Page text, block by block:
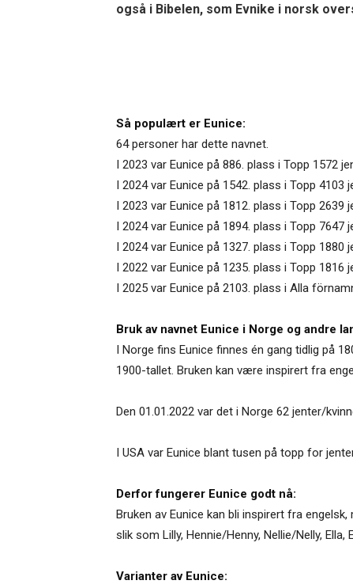
også i Bibelen, som Evnike i norsk
Så populært er Eunice:
64 personer har dette navnet.
I 2023 var Eunice på 886. plass i Topp 1572
I 2024 var Eunice på 1542. plass i Topp 4103
I 2023 var Eunice på 1812. plass i Topp 2639
I 2024 var Eunice på 1894. plass i Topp 7647
I 2024 var Eunice på 1327. plass i Topp 1880
I 2022 var Eunice på 1235. plass i Topp 1816
I 2025 var Eunice på 2103. plass i Alla
Bruk av navnet Eunice i Norge og andre
I Norge fins Eunice finnes én gang tidlig på
1900-tallet. Bruken kan være inspirert fra
Den 01.01.2022 var det i Norge 62 jenter/
I USA var Eunice blant tusen på topp for
Derfor fungerer Eunice godt nå:
Bruken av Eunice kan bli inspirert fra
slik som Lilly, Hennie/Henny, Nellie/Nelly,
Varianter av Eunice: